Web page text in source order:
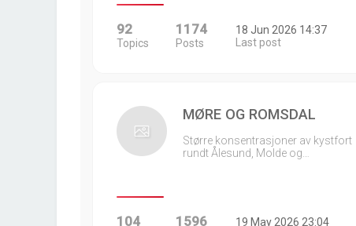
92
Topics
1174
Posts
18 Jun 2026 14:37
Last post
MØRE OG ROMSDAL
Større konsentrasjoner av kystfort
rundt Ålesund, Molde og…
104 1596
19 May 2026 23:04